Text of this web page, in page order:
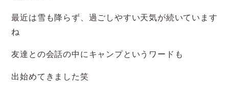
最近は雪も降らず、過ごしやすい天気が続いています
ね
友達との会話の中にキャンプというワードも
出始めてきました笑